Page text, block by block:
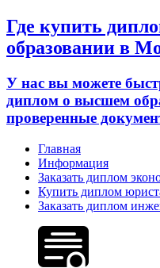
Где купить
образовании в
У нас вы можете
диплом о высшем
проверенные
Главная
Информация
Заказать диплом
Купить диплом
Заказать диплом